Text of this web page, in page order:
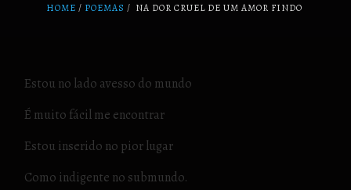
HOME POEMAS / NA DOR CRUEL DE UM AMOR FINDO
Estou no lado avesso do mundo
É muito fácil me encontrar
Estou inserido no pior lugar
Como indigente no submundo.